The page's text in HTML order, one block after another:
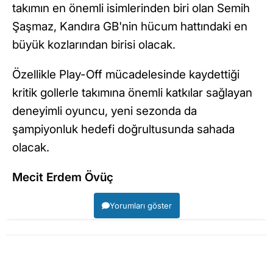
takımın en önemli isimlerinden biri olan Semih
Şaşmaz, Kandıra GB'nin hücum hattındaki en
büyük kozlarından birisi olacak.
Özellikle Play-Off mücadelesinde kaydettiği
kritik gollerle takımına önemli katkılar sağlayan
deneyimli oyuncu, yeni sezonda da
şampiyonluk hedefi doğrultusunda sahada
olacak.
Mecit Erdem Övüç
Yorumları göster